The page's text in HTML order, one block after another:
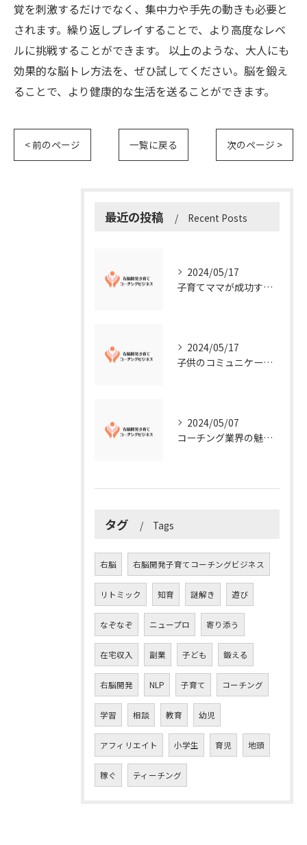
覚を刺激するだけでなく、集中力や手先の動きも必要と
されます。繰り返しプレイすることで、より高度なレベ
ルに挑戦することができます。 以上のような、大人にも
効果的な脳トレ方法を、ぜひ試してください。脳を鍛え
ることで、より健康的な生活を送ることができます。
< 前のページ 一覧に戻る 次のページ >
最近の投稿 Recent Posts
2024/05/17
子育てママが成功する右脳開発子育てコーチングビジネスの秘訣
2024/05/17
子供のコミュニケーション能力を向上させる方法：右脳開発子育てコーチングビジネス業界からのアドバイス
2024/05/07
コーチング業界の魅力に迫る！今知るべきこととは？
タグ Tags
右脳 右脳開発子育てコーチングビジネス
リトミック 知育 謎解き 遊び
なぞなぞ ニュープロ 寄り添う
在宅収入 副業 子ども 鍛える
右脳開発 NLP 子育て コーチング
学習 相談 教育 幼児
アフィリエイト 小学生 育児 地頭
稼ぐ ティーチング